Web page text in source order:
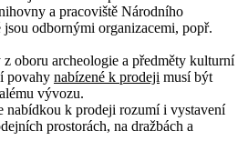
a pracoviště Národního
odbornými organizacemi, popř.
oboru archeologie a předměty kulturní
povahy nabízené k prodeji musí být
vývozu.
nabídkou k prodeji rozumí i vystavení
prostorách, na dražbách a